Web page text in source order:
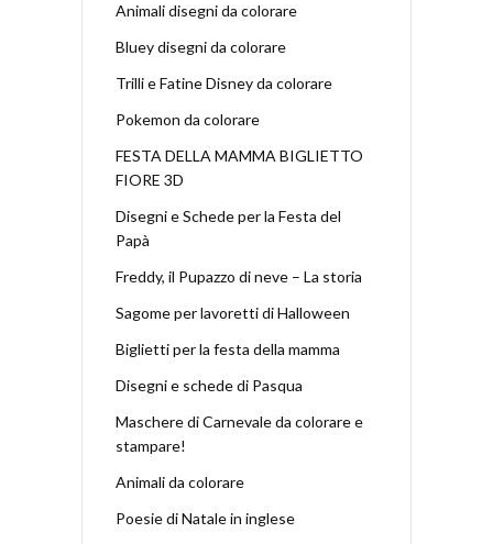
Animali disegni da colorare
Bluey disegni da colorare
Trilli e Fatine Disney da colorare
Pokemon da colorare
FESTA DELLA MAMMA BIGLIETTO
FIORE 3D
Disegni e Schede per la Festa del
Papà
Freddy, il Pupazzo di neve – La storia
Sagome per lavoretti di Halloween
Biglietti per la festa della mamma
Disegni e schede di Pasqua
Maschere di Carnevale da colorare e
stampare!
Animali da colorare
Poesie di Natale in inglese